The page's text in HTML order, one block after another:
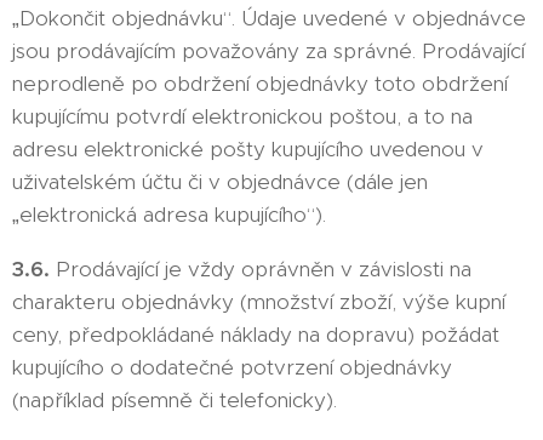
„Dokončit objednávku“. Údaje uvedené v objednávce
jsou prodávajícím považovány za správné. Prodávající
neprodleně po obdržení objednávky toto obdržení
kupujícímu potvrdí elektronickou poštou, a to na
adresu elektronické pošty kupujícího uvedenou v
uživatelském účtu či v objednávce (dále jen
„elektronická adresa kupujícího“).
3.6. Prodávající je vždy oprávněn v závislosti na
charakteru objednávky (množství zboží, výše kupní
ceny, předpokládané náklady na dopravu) požádat
kupujícího o dodatečné potvrzení objednávky
(například písemně či telefonicky).